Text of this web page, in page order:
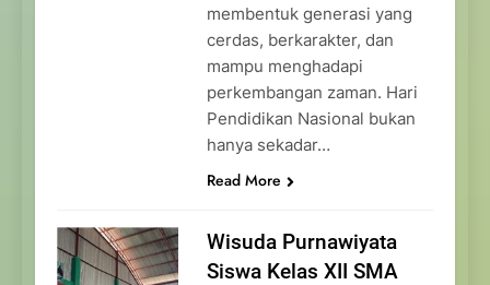
membentuk generasi yang
cerdas, berkarakter, dan
mampu menghadapi
perkembangan zaman. Hari
Pendidikan Nasional bukan
hanya sekadar…
Read More
Wisuda Purnawiyata
Siswa Kelas XII SMA